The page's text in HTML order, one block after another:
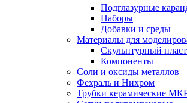
Подглазурные
Наборы
Добавки и среды
Материалы для
Скульптурный
Компоненты
Соли и оксиды металлов
Фехраль и Нихром
Трубки керамические